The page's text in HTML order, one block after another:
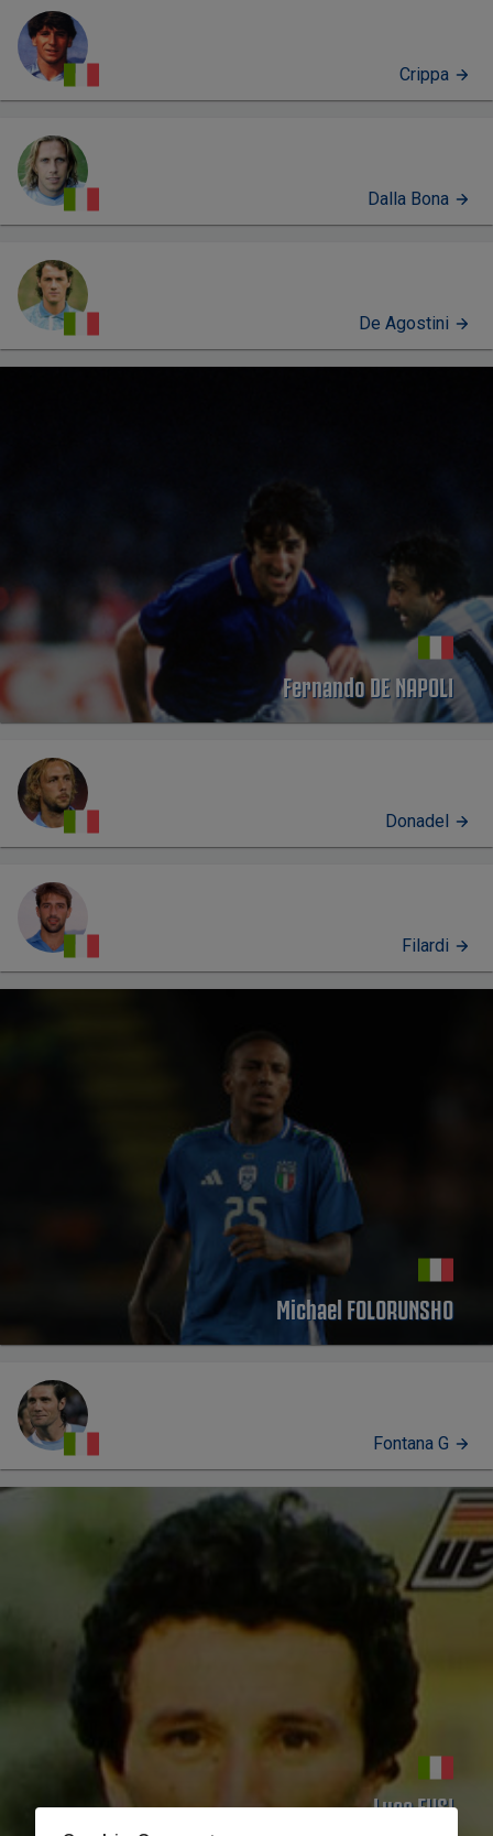
Crippa
Dalla Bona
De Agostini
Fernando DE NAPOLI
Donadel
Filardi
Michael FOLORUNSHO
Fontana G
Luca FUSI